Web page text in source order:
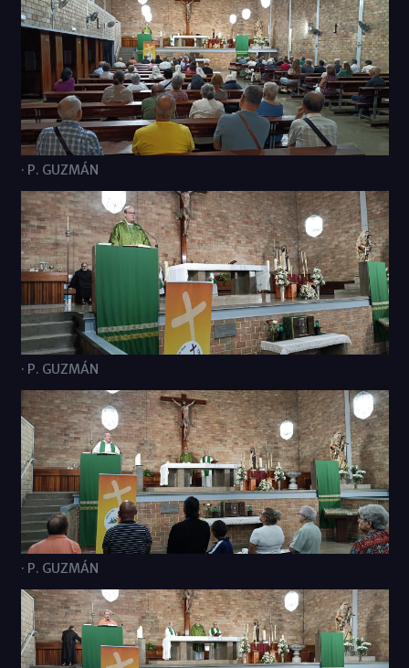
· P. GUZMÁN
· P. GUZMÁN
· P. GUZMÁN